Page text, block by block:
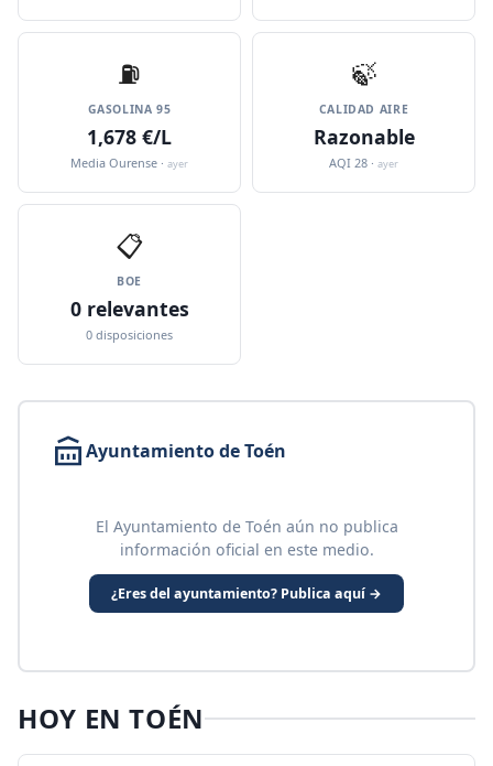
⛽️
GASOLINA 95
1,678 €/L
Media Ourense · ayer
🍃
CALIDAD AIRE
Razonable
AQI 28 · ayer
📋
BOE
0 relevantes
0 disposiciones
Ayuntamiento de Toén
El Ayuntamiento de Toén aún no publica
información oficial en este medio.
¿Eres del ayuntamiento? Publica aquí →
HOY EN TOÉN